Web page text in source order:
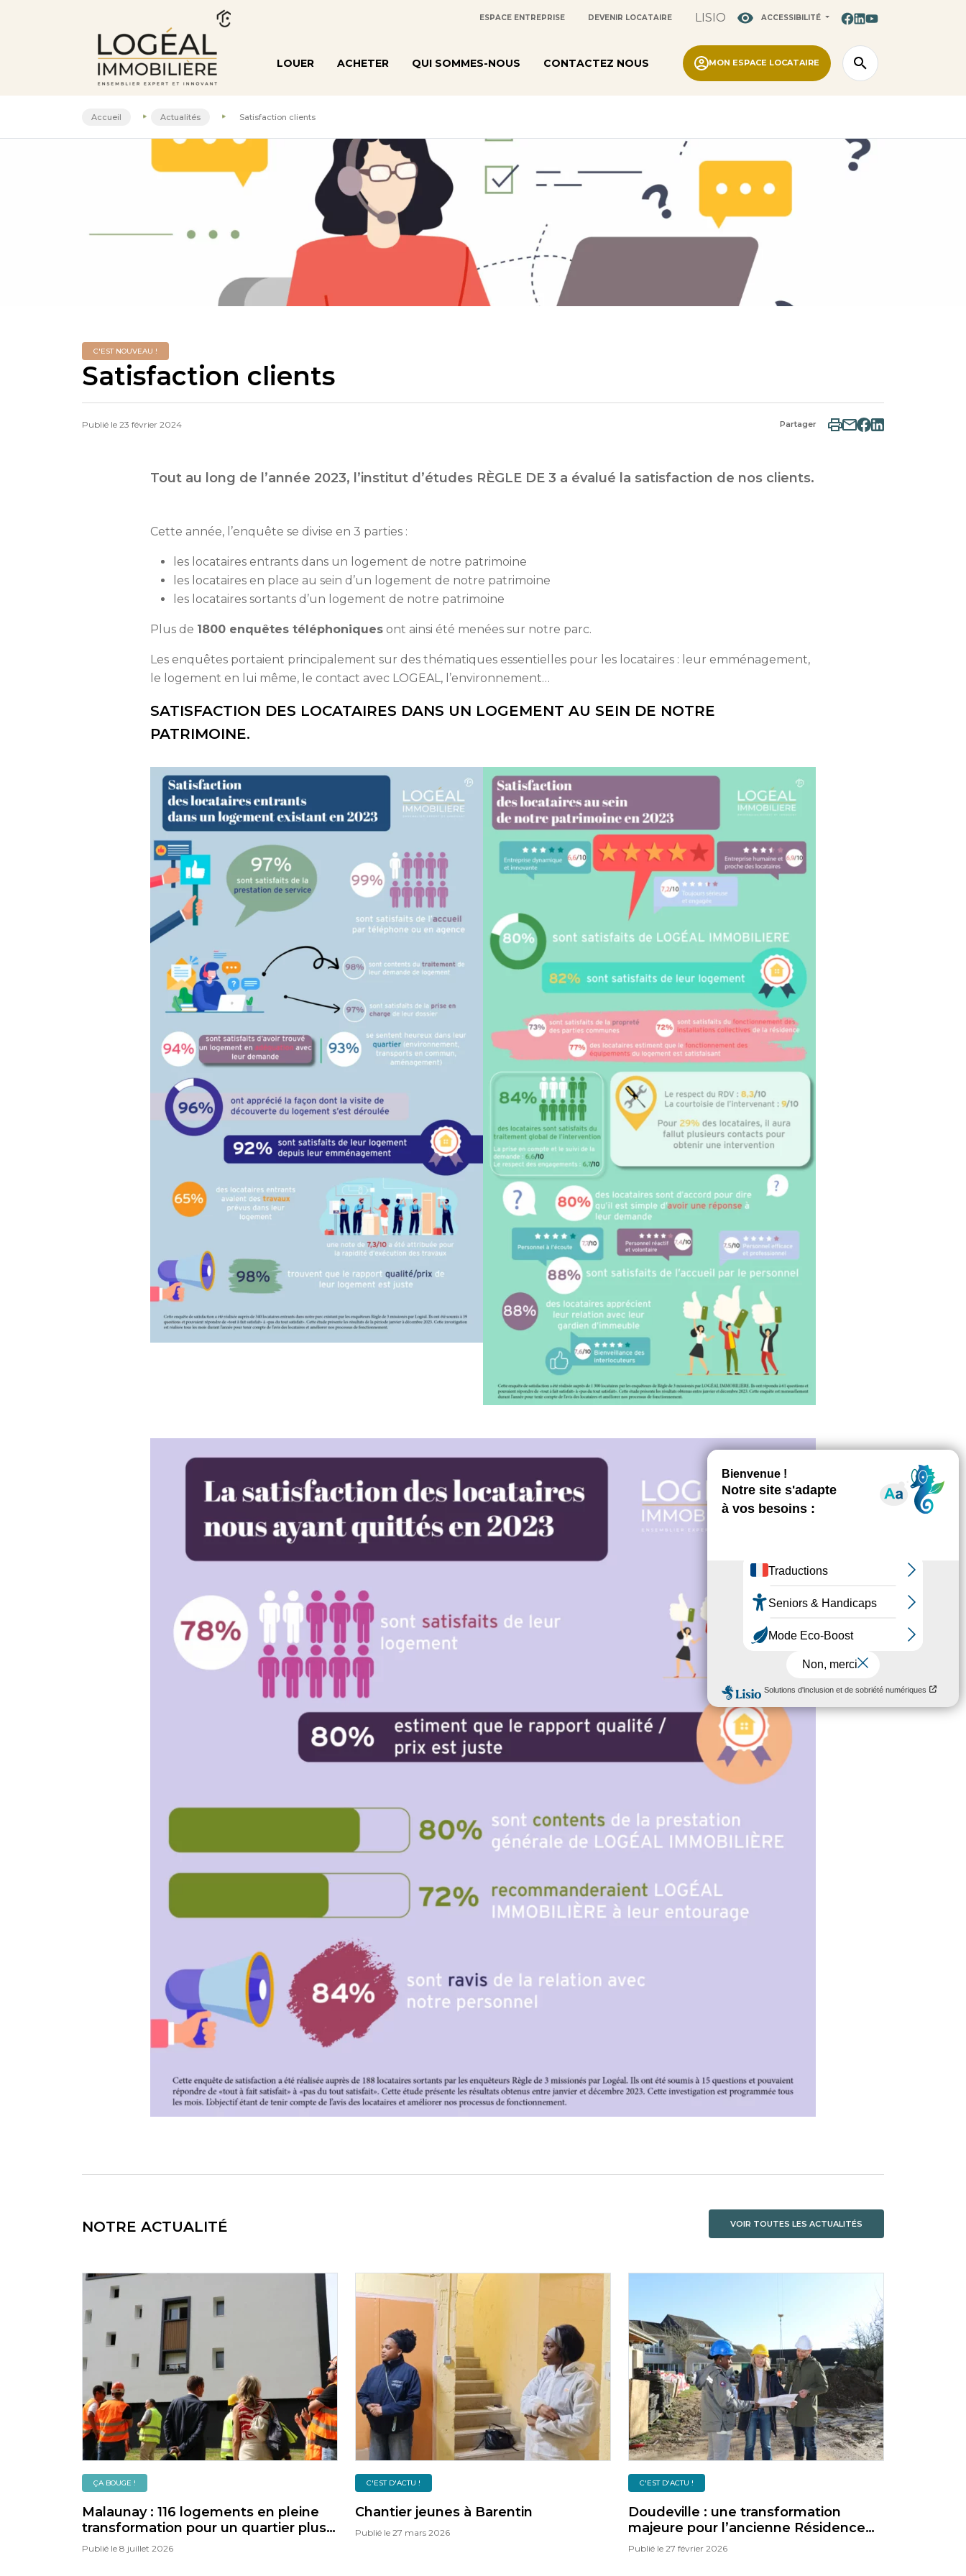
ESPACE ENTREPRISE DEVENIR LOCATAIRE LISIO ACCESSIBILITÉ
LOUER ACHETER QUI SOMMES-NOUS CONTACTEZ NOUS MON ESPACE LOCATAIRE
Accueil Actualités Satisfaction clients
C'EST NOUVEAU !
Satisfaction clients
Publié le 23 février 2024 Partager
Tout au long de l’année 2023, l’institut d’études RÈGLE DE 3 a évalué la satisfaction de nos clients.
Cette année, l’enquête se divise en 3 parties :
les locataires entrants dans un logement de notre patrimoine
les locataires en place au sein d’un logement de notre patrimoine
les locataires sortants d’un logement de notre patrimoine
Plus de 1800 enquêtes téléphoniques ont ainsi été menées sur notre parc.
Les enquêtes portaient principalement sur des thématiques essentielles pour les locataires : leur emménagement,
le logement en lui même, le contact avec LOGEAL, l’environnement…
SATISFACTION DES LOCATAIRES DANS UN LOGEMENT AU SEIN DE NOTRE
PATRIMOINE.
NOTRE ACTUALITÉ VOIR TOUTES LES ACTUALITÉS
ÇA BOUGE !
Malaunay : 116 logements en pleine
transformation pour un quartier plus
confortable, plus vert et plus durable
Publié le 8 juillet 2026
C'EST D'ACTU !
Chantier jeunes à Barentin
Publié le 27 mars 2026
C'EST D'ACTU !
Doudeville : une transformation
majeure pour l’ancienne Résidence
pour Personnes Âgées
Publié le 27 février 2026